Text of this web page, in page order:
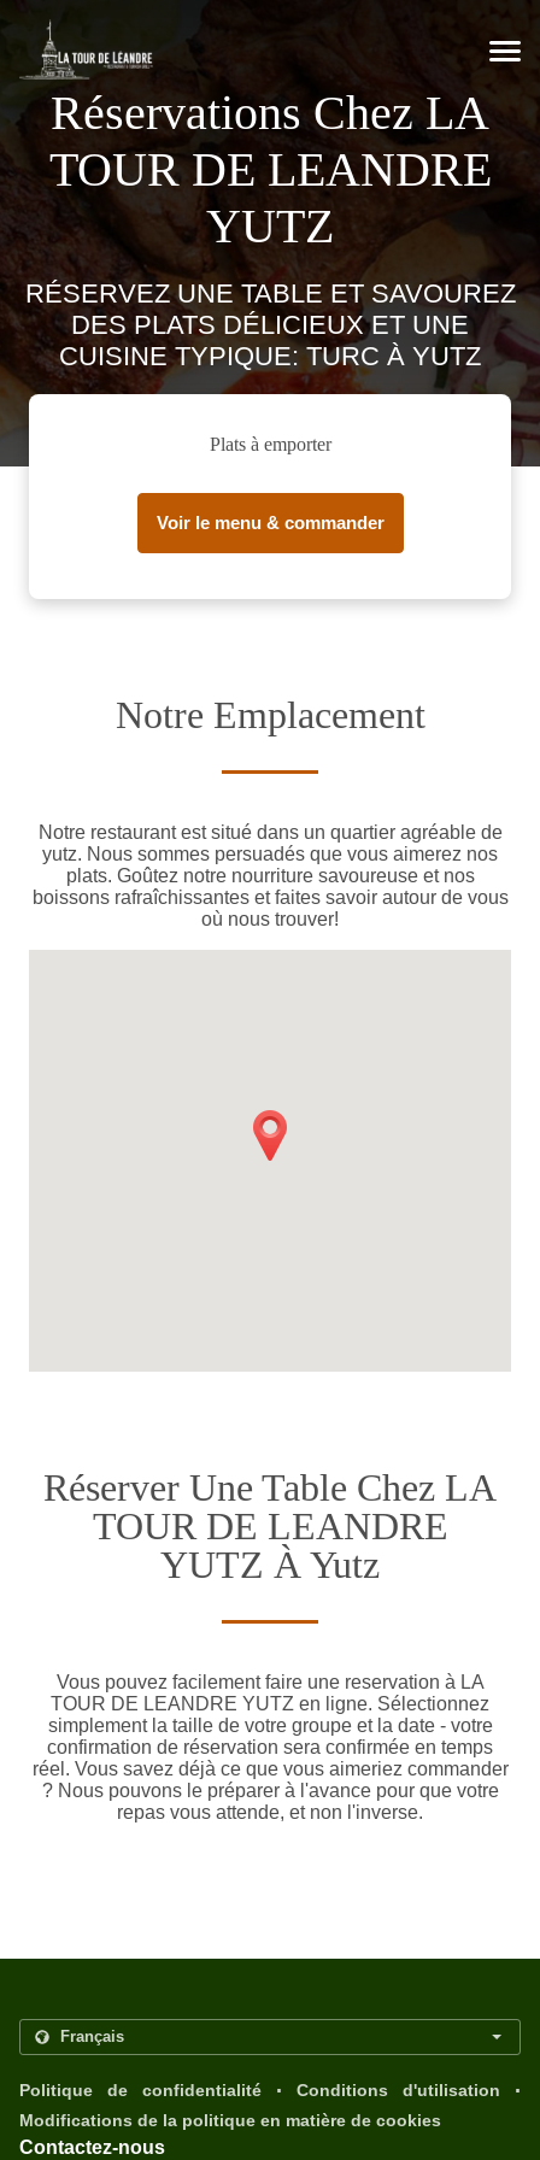
Réservations Chez LA
TOUR DE LEANDRE
YUTZ
RÉSERVEZ UNE TABLE ET SAVOUREZ
DES PLATS DÉLICIEUX ET UNE
CUISINE TYPIQUE: TURC À YUTZ
Plats à emporter
Voir le menu & commander
Notre Emplacement
Notre restaurant est situé dans un quartier agréable de
yutz. Nous sommes persuadés que vous aimerez nos
plats. Goûtez notre nourriture savoureuse et nos
boissons rafraîchissantes et faites savoir autour de vous
où nous trouver!
Réserver Une Table Chez LA
TOUR DE LEANDRE
YUTZ À Yutz
Vous pouvez facilement faire une reservation à LA
TOUR DE LEANDRE YUTZ en ligne. Sélectionnez
simplement la taille de votre groupe et la date - votre
confirmation de réservation sera confirmée en temps
réel. Vous savez déjà ce que vous aimeriez commander
? Nous pouvons le préparer à l'avance pour que votre
repas vous attende, et non l'inverse.
Politique de confidentialité . Conditions d'utilisation .
Modifications de la politique en matière de cookies
Contactez-nous